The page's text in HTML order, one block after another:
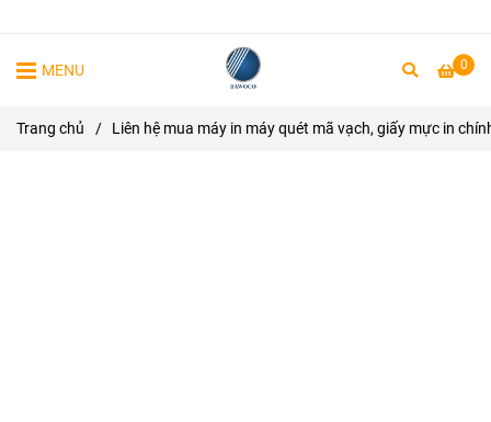
0
MENU
Trang chủ / Liên hệ mua máy in máy quét mã vạch, giấy mực in